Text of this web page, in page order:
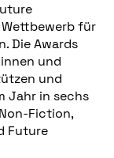
für
Die Awards
und
und
Jahr in sechs
Fiction,
Future